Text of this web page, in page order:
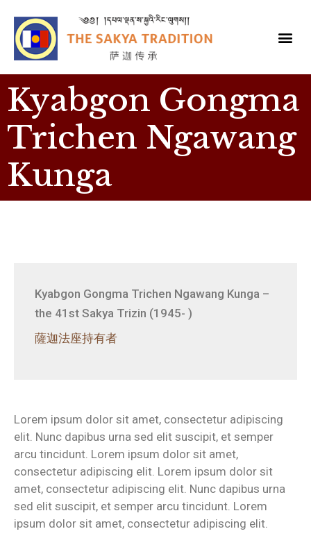
Kyabgon Gongma
Trichen Ngawang
Kunga
Kyabgon Gongma Trichen Ngawang Kunga –
the 41st Sakya Trizin (1945- )
薩迦法座持有者
Lorem ipsum dolor sit amet, consectetur adipiscing
elit. Nunc dapibus urna sed elit suscipit, et semper
arcu tincidunt. Lorem ipsum dolor sit amet,
consectetur adipiscing elit. Lorem ipsum dolor sit
amet, consectetur adipiscing elit. Nunc dapibus urna
sed elit suscipit, et semper arcu tincidunt. Lorem
ipsum dolor sit amet, consectetur adipiscing elit.